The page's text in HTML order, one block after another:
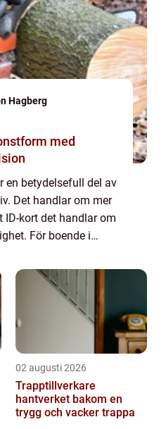
Hagberg
med
en betydelsefull del av
Det handlar om mer
kort det handlar om
För boende i
02 augusti 2026
Trapptillverkare
hantverket bakom en
trygg och vacker trappa